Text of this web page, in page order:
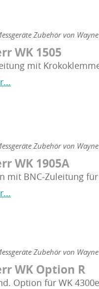
Zubehör von
WK 1505
mit
Zubehör von
WK 1905A
mit BNC-Zuleitung für
Zubehör von
WK Option R
Option für WK